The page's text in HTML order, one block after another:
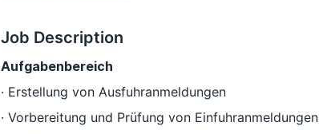
Job Description
Aufgabenbereich
· Erstellung von Ausfuhranmeldungen
· Vorbereitung und Prüfung von Einfuhranmeldungen